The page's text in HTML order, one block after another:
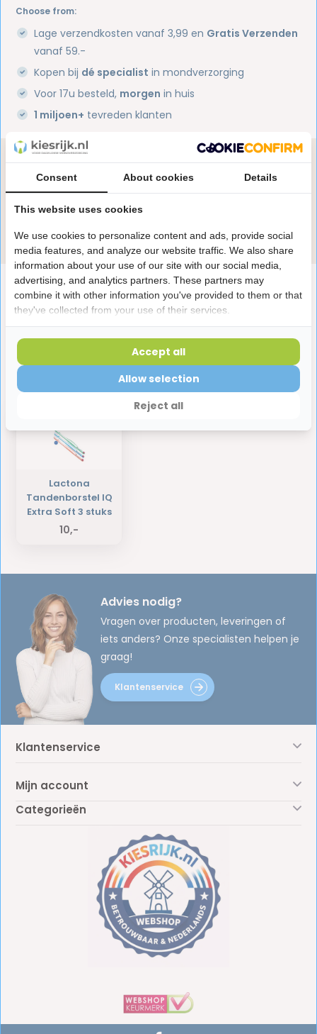
Choose from:
Lage verzendkosten vanaf 3,99 en Gratis Verzenden
vanaf 59.-
Kopen bij dé specialist in mondverzorging
Voor 17u besteld, morgen in huis
1 miljoen+ tevreden klanten
Productomschrijving
Reviews
Heb je een vraag over dit product?
Onze specialisten helpen je graag! Spreek ons aan
Stuur e-mail
Laatst bekeken producten
Lactona
Tandenborstel IQ
Extra Soft 3 stuks
10,-
Advies nodig?
Vragen over producten, leveringen of
iets anders? Onze specialisten helpen je
graag!
Klantenservice
Klantenservice
Mijn account
Categorieën
Consent About cookies Details
This website uses cookies
We use cookies to personalize content and ads, provide social
media features, and analyze our website traffic. We also share
information about your use of our site with our social media,
advertising, and analytics partners. These partners may
combine it with other information you've provided to them or that
they've collected from your use of their services.
Reject all
Allow selection
Accept all